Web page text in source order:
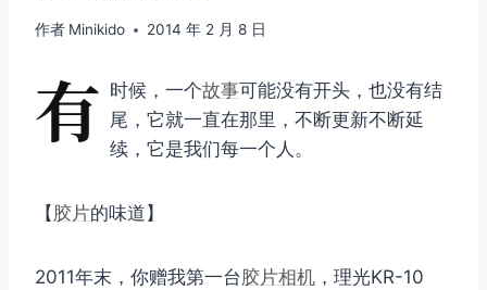
作者 Minikido 2014 年 2 月 8 日
有 时候，一个故事可能没有开头，也没有结
尾，它就一直在那里，不断更新不断延
续，它是我们每一个人。
【 胶片的味道】
2011年末，你赠我第一台胶片相机 ，理光KR-10